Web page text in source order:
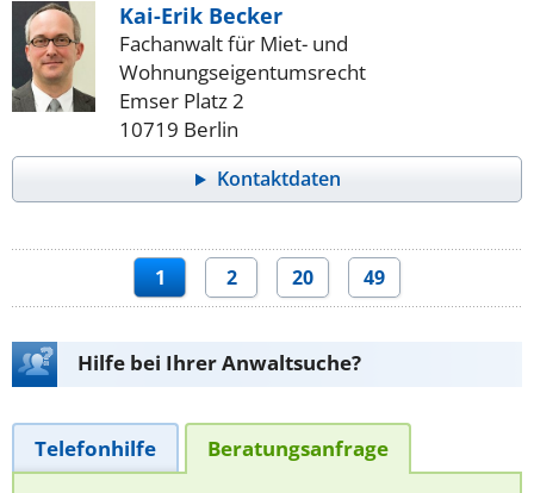
Kai-Erik Becker
Fachanwalt für Miet- und
Wohnungseigentumsrecht
Emser Platz 2
10719 Berlin
Kontaktdaten
1 2 20 49
Hilfe bei Ihrer Anwaltsuche?
Telefonhilfe Beratungsanfrage